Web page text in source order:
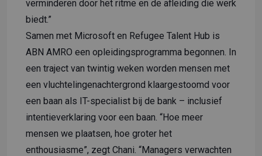
verminderen door het ritme en de afleiding die werk
biedt.”
Samen met Microsoft en Refugee Talent Hub is
ABN AMRO een opleidingsprogramma begonnen. In
een traject van twintig weken worden mensen met
een vluchtelingenachtergrond klaargestoomd voor
een baan als IT-specialist bij de bank – inclusief
intentieverklaring voor een baan. “Hoe meer
mensen we plaatsen, hoe groter het
enthousiasme”, zegt Chani. “Managers verwachten